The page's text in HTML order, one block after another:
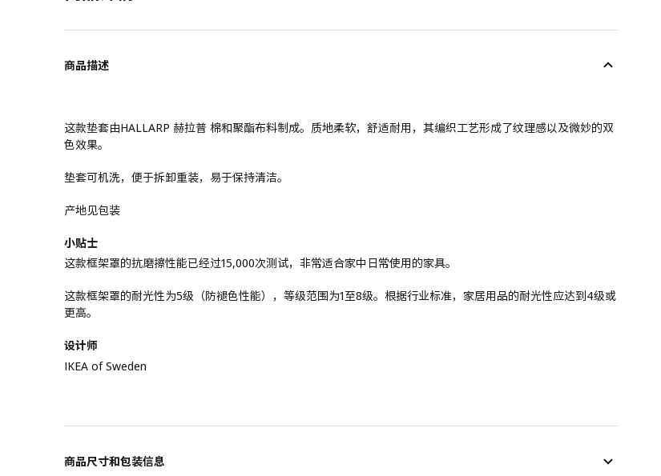
商品描述
这款垫套由HALLARP 赫拉普 棉和聚酯布料制成。质地柔软，舒适耐用，其编织工艺形成了纹理感以及微妙的双
色效果。
垫套可机洗，便于拆卸重装，易于保持清洁。
产地见包装
小贴士
这款框架罩的抗磨擦性能已经过15,000次测试，非常适合家中日常使用的家具。
这款框架罩的耐光性为5级（防褪色性能），等级范围为1至8级。根据行业标准，家居用品的耐光性应达到4级或
更高。
设计师
IKEA of Sweden
商品尺寸和包装信息